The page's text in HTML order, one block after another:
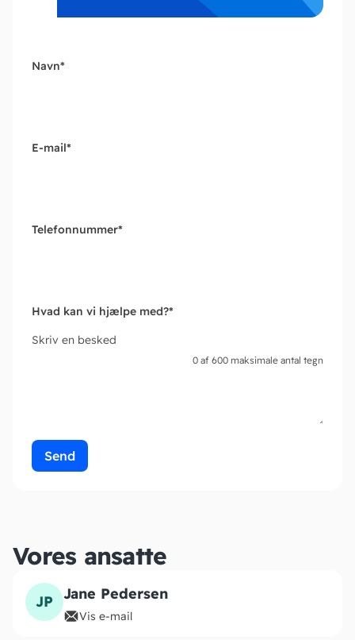
Navn*
E-mail*
Telefonnummer*
Hvad kan vi hjælpe med?*
Skriv en besked
0 af 600 maksimale antal tegn
Vores ansatte
JP Jane Pedersen
Vis e-mail